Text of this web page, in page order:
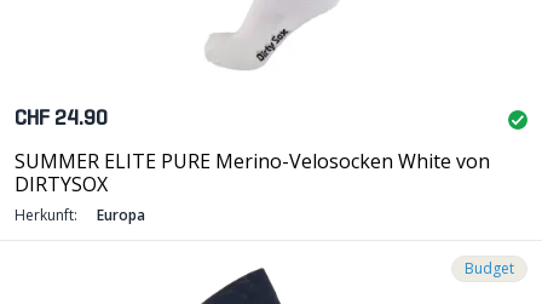
CHF 24.90
SUMMER ELITE PURE Merino-Velosocken White von
DIRTYSOX
Herkunft: Europa
Budget